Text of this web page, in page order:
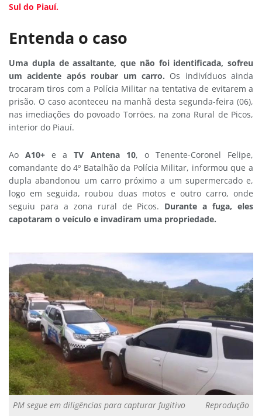
Sul do Piauí.
Entenda o caso
Uma dupla de assaltante, que não foi identificada, sofreu
um acidente após roubar um carro. Os indivíduos ainda
trocaram tiros com a Polícia Militar na tentativa de evitarem a
prisão. O caso aconteceu na manhã desta segunda-feira (06),
nas imediações do povoado Torrōes, na zona Rural de Picos,
interior do Piauí.
AoA10+e aTV Antena 10, o Tenente-Coronel Felipe,
comandante do 4º Batalhão da Polícia Militar, informou que a
dupla abandonou um carro próximo a um supermercado e,
logo em seguida, roubou duas motos e outro carro, onde
seguiu para a zona rural de Picos. Durante a fuga, eles
capotaram o veículo e invadiram uma propriedade.
PM segue em diligências para capturar fugitivo Reprodução